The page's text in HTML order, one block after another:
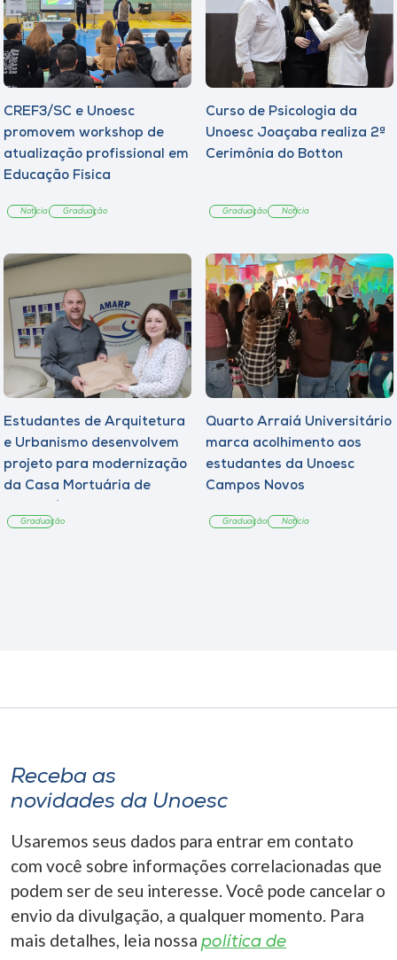
CREF3/SC e Unoesc
promovem workshop de
atualização profissional em
Educação Física
Notícia Graduação
Curso de Psicologia da
Unoesc Joaçaba realiza 2ª
Cerimônia do Botton
Graduação Notícia
Estudantes de Arquitetura
e Urbanismo desenvolvem
projeto para modernização
da Casa Mortuária de
Graduação
Quarto Arraiá Universitário
marca acolhimento aos
estudantes da Unoesc
Campos Novos
Graduação Notícia
Receba as
novidades da Unoesc
Usaremos seus dados para entrar em contato
com você sobre informações correlacionadas que
podem ser de seu interesse. Você pode cancelar o
envio da divulgação, a qualquer momento. Para
mais detalhes, leia nossa política de